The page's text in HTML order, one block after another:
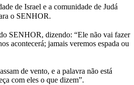
de Israel e a comunidade de Judá
o SENHOR.
SENHOR, dizendo: “Ele não vai fazer
acontecerá; jamais veremos espada ou
de vento, e a palavra não está
com eles o que dizem”.